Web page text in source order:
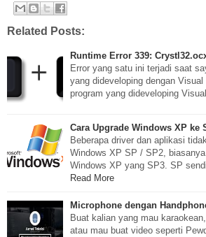
Related Posts:
Runtime Error 339:
Error yang satu ini terjadi saat
yang dideveloping dengan
program yang dideveloping
Cara Upgrade Windows XP ke
Beberapa driver dan aplikasi
Windows XP SP / SP2,
Windows XP yang SP3. SP
Read More
Microphone dengan
Buat kalian yang mau
atau mau buat video seperti